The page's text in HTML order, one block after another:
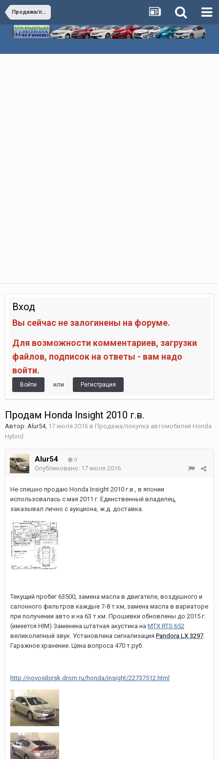
Продажа/покупка автомобилей Honda Hybrid
Вход
Вы сейчас не залогинены на форуме.
Для возможности комментариев, загрузки
файлов, подписок на ответы - вам надо
войти.
Войти или Регистрация
Продам Honda Insight 2010 г.в.
Автор: Alur54, 17 июля 2016 в Продажа/покупка автомобилей Honda
Hybrid
Alur54 0
Опубликовано: 17 июля 2016
Не спешно продаю Honda Insight 2010 г.в., в японии
использовалась с мая 2011 г. Единственный владелец,
заказывал лично с аукциона, ж.д. доставка.
Текущий пробег 63500, замена масла в двигателе, воздушного и
салонного фильтров каждые 7-8 т.км, замена масла в вариаторе
при получении авто и на 63 т.км. Прошивки обновлены до 2015 г.
(имеется HIM) Заменена штатная акустика на MTX RTS 652
великолепный звук. Установлена сигнализация Pandora LX 3297.
Гаражное хранение. Цена вопроса 470 т.руб.
http://novosibirsk.drom.ru/honda/insight/22737512.html